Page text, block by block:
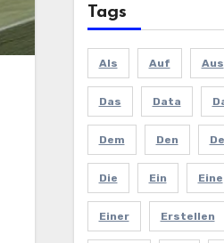
Tags
Als Auf Aus
Das Data
Dem Den
Die Ein Eine
Einer Erstellen